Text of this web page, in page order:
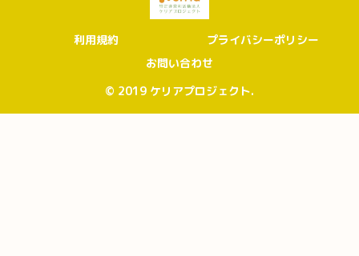
利用規約
プライバシーポリシー
お問い合わせ
© 2019 ケリアプロジェクト.